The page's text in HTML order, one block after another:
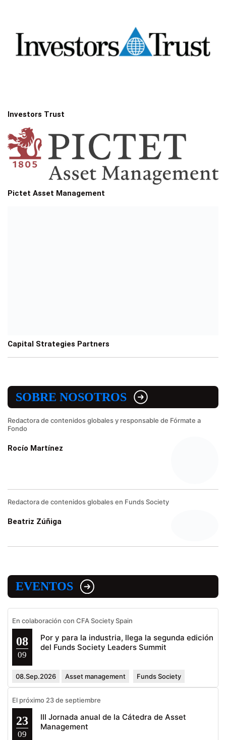
Investors Trust
Pictet Asset Management
Capital Strategies Partners
SOBRE NOSOTROS
Redactora de contenidos globales y responsable de Fórmate a
Fondo
Rocío Martínez
Redactora de contenidos globales en Funds Society
Beatriz Zúñiga
EVENTOS
En colaboración con CFA Society Spain
08
09
Por y para la industria, llega la segunda edición
del Funds Society Leaders Summit
08.Sep.2026 Asset management Funds Society
El próximo 23 de septiembre
23
09
III Jornada anual de la Cátedra de Asset
Management